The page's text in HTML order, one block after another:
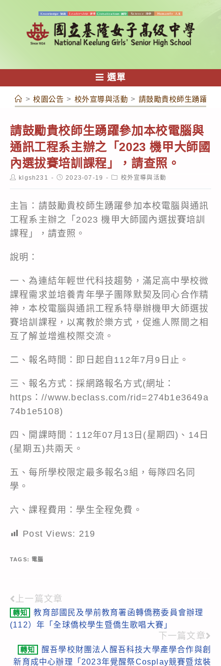
容
選單
> 校園公告 > 校外宣導與活動 > 請鼓勵貴校師生踴躍參
請鼓勵貴校師生踴躍參加本校電腦與
通訊工程系主辦之「2023 機甲大師國
內選拔賽培訓課程」，請查照。
Postklgsh231
Post2023-07-19
Post校外宣導與活動
主旨：請鼓勵貴校師生踴躍參加本校電腦與通訊
工程系主辦之「2023 機甲大師國內選拔賽培訓
課程」，請查照。
說明：
一、為連結年輕世代科技趨勢，滿足高中學校微
課程需求並培養青年學子團隊默契及同心合作精
神，本校電腦與通訊工程系特舉辦機甲大師選拔
賽培訓課程，以寓教於樂方式，促進人際間之相
互了解並增進校際交流。
二、報名時間：即日起自112年7月9日止。
三、報名方式：採網路報名方式(網址：
https：//www.beclass.com/rid=274b1e3649a
74b1e5108)
四、開課時間：112年07月13日(星期四)、14日
(星期五)共兩天。
五、每所學校限定最多報名3組，每隊四名同
學。
六、課程費用：學生全程免費。
Post Views: 219
TAGS: 電腦
Read
more
上一篇文章
轉知
教育部國民及學前教育署函轉僑務委員會辦理
(112）年「全球僑校學生暨僑生歌唱大賽」
下一篇文章
轉知
醒吾學校財團法人醒吾科技大學產學合作與創
新育成中心辦理「2023年覺醒祭Cosplay競賽暨炫裝